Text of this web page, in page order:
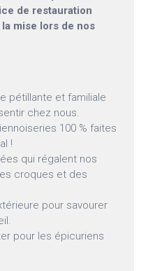
de restauration
mise lors de nos
pétillante et familiale
chez nous.
100 % faites
!
qui régalent nos
croques et des
pour savourer
pour les épicuriens